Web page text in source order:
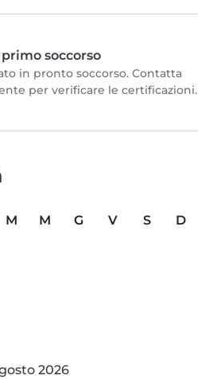
soccorso
in pronto soccorso. Contatta
per verificare le certificazioni.
M M G V S
D
2026